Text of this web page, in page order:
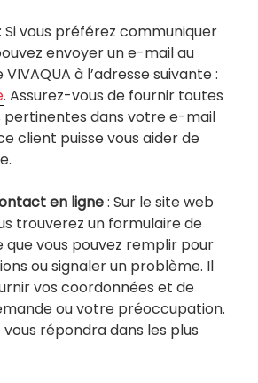
: Si vous préférez communiquer
envoyer un e-mail au
à l’adresse suivante :
. Assurez-vous de fournir toutes
pertinentes dans votre e-mail
client puisse vous aider de
en ligne: Sur le site web
trouverez un formulaire de
vous pouvez remplir pour
ou signaler un problème. Il
vos coordonnées et de
ou votre préoccupation.
répondra dans les plus